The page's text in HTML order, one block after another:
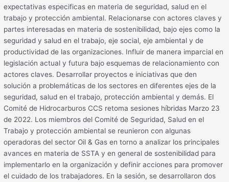
expectativas especificas en materia de seguridad, salud en el
trabajo y protección ambiental. Relacionarse con actores claves y
partes interesadas en materia de sostenibilidad, bajo ejes como la
seguridad y salud en el trabajo, eje social, eje ambiental y de
productividad de las organizaciones. Influir de manera imparcial en
legislación actual y futura bajo esquemas de relacionamiento con
actores claves. Desarrollar proyectos e iniciativas que den
solución a problemáticas de los sectores en diferentes ejes de la
seguridad, salud en el trabajo, protección ambiental y demás. El
Comité de Hidrocarburos CCS retoma sesiones híbridas Marzo 23
de 2022. Los miembros del Comité de Seguridad, Salud en el
Trabajo y protección ambiental se reunieron con algunas
operadoras del sector Oil & Gas en torno a analizar los principales
avances en materia de SSTA y en general de sostenibilidad para
implementarlo en la organización y definir acciones para promover
el cuidado de los trabajadores. En la sesión, se desarrollaron dos